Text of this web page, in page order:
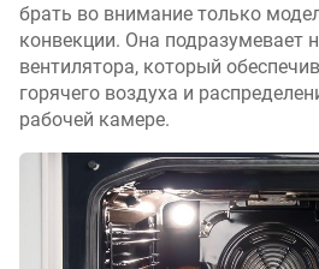
брать во внимание только
конвекции. Она подразумевает
вентилятора, который
горячего воздуха и
рабочей камере.